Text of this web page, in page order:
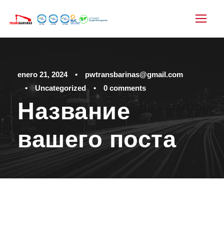
enero 21, 2024 •
pwtransbarinas@gmail.com
•
Uncategorized • 0 comments
Название
вашего поста